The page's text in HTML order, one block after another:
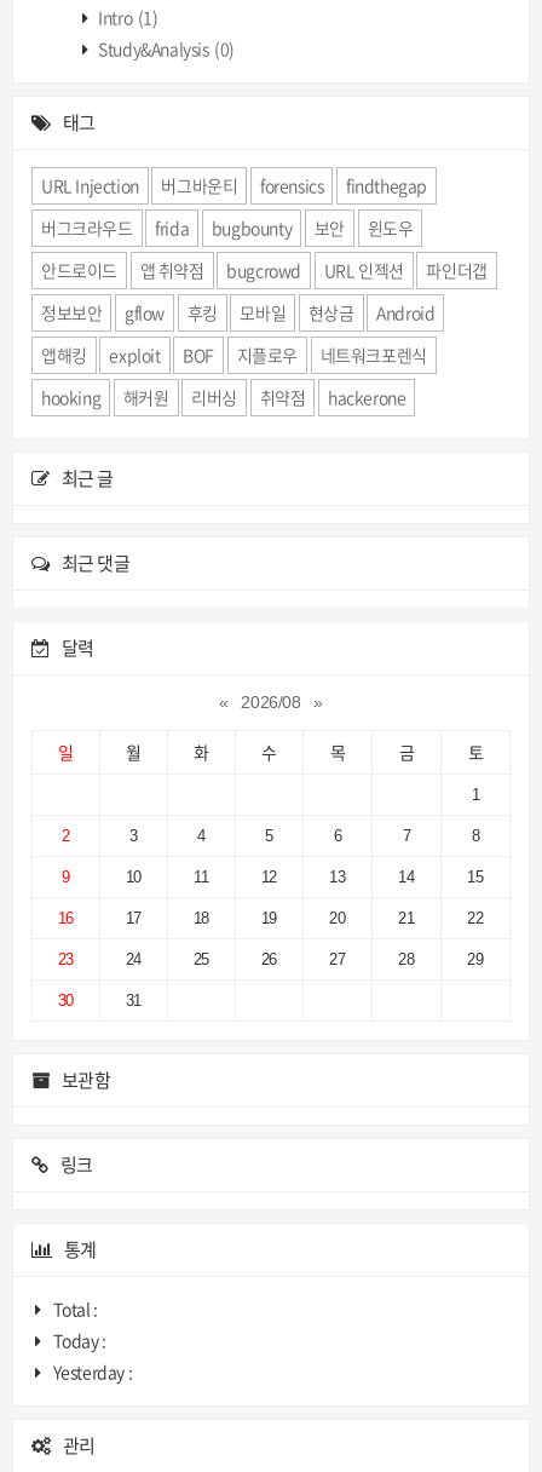
Intro (1)
Study&Analysis (0)
태그
URL Injection 버그바운티 forensics
findthegap
버그크라우드
frida bugbounty 보안
윈도우
안드로이드
앱 취약점 bugcrowd URL 인젝션
파인더갭
정보보안
gflow 후킹 모바일 현상금
Android
앱해킹
exploit BOF 지플로우
네트워크포렌식
hooking
해커원 리버싱 취약점 hackerone
최근 글
최근 댓글
달력
« 2026/08 »
일 월 화 수 목 금 토
1
2 3 4 5 6 7 8
9 10 11 12 13 14 15
16 17 18 19 20 21 22
23 24 25 26 27 28 29
30 31
보관함
링크
통계
Total :
Today :
Yesterday :
관리